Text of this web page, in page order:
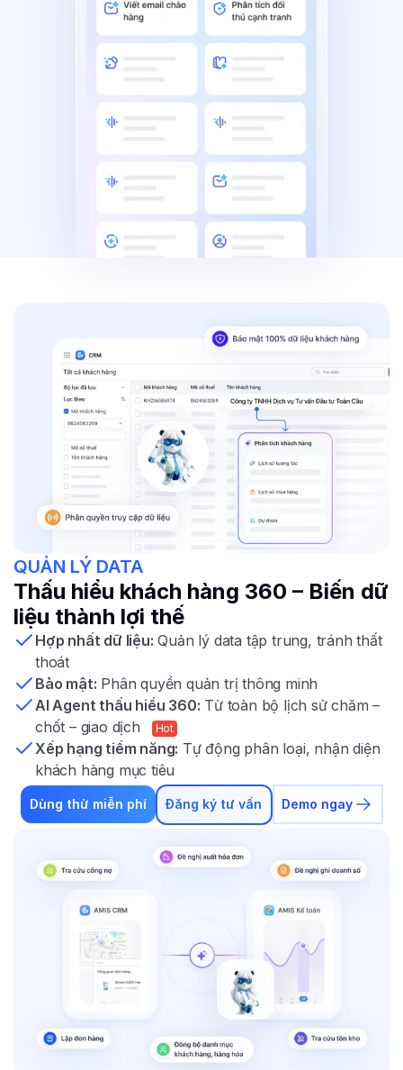
QUẢN LÝ DATA
Thấu hiểu khách hàng 360 – Biến dữ
liệu thành lợi thế
Hợp nhất dữ liệu: Quản lý data tập trung, tránh thất
thoát
Bảo mật: Phân quyền quản trị thông minh
AI Agent thấu hiểu 360: Từ toàn bộ lịch sử chăm –
chốt – giao dịch
Hot
Xếp hạng tiềm năng: Tự động phân loại, nhận diện
khách hàng mục tiêu
Dùng thử miễn phí Đăng ký tư vấn Demo ngay